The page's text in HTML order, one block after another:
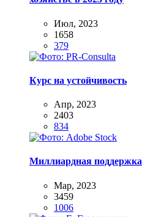
Июл, 2023
1658
379
Курс на устойчивость
Апр, 2023
2403
834
Миллиардная поддержка
Мар, 2023
3459
1006